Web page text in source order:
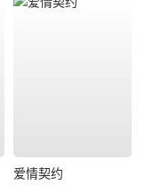
爱情契约